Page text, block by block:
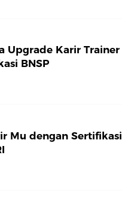
Upgrade Karir Trainer
BNSP
Mu dengan Sertifikasi